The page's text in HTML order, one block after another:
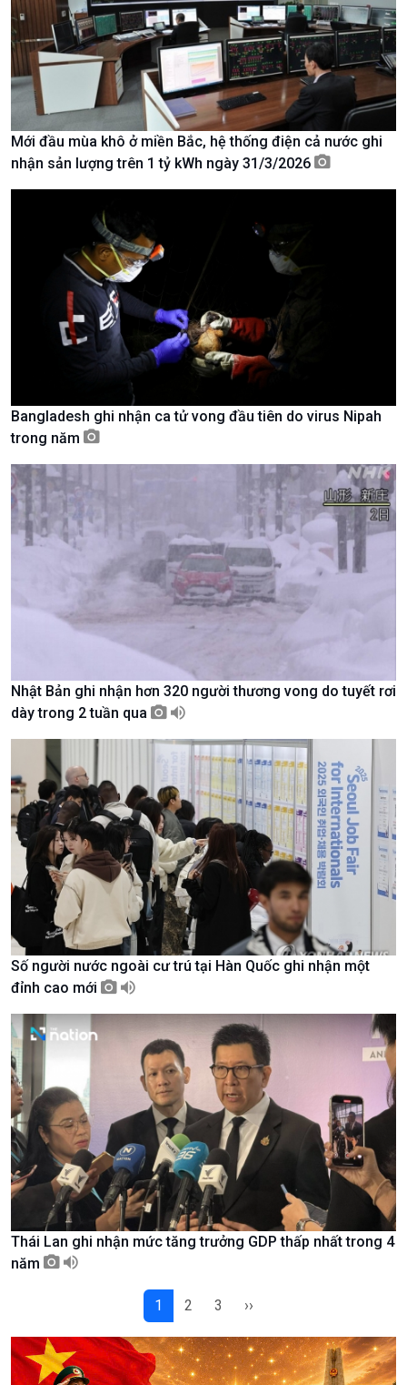
Nam
Tin Đời sống & Xã hội
Chuyển đổi Xanh
Tài nguyên và Môi trường
Chuyên gia của bạn
Xã hội chuyển động
Bước chân đến trường
Khoa học & Công nghệ
Tin Khoa học & Công nghệ
Kết nối công nghệ
Sống chung với biến đổi
khí hậu
Văn hoá & Du lịch
Tin Văn hoá & Du lịch
Chát với người nổi tiếng
Câu chuyện Thể thao
Multimedia
Ảnh
Video
Infographic
E-Magazine
Podcast
Góc nhìn VOV1
Câu chuyện thời sự
Dòng chảy sự kiện
Đối thoại
Diễn đàn chủ nhật
Mới đầu mùa khô ở miền Bắc, hệ thống điện cả nước ghi
nhận sản lượng trên 1 tỷ kWh ngày 31/3/2026
Bangladesh ghi nhận ca tử vong đầu tiên do virus Nipah
trong năm
Nhật Bản ghi nhận hơn 320 người thương vong do tuyết rơi
dày trong 2 tuần qua
Số người nước ngoài cư trú tại Hàn Quốc ghi nhận một
đỉnh cao mới
Thái Lan ghi nhận mức tăng trưởng GDP thấp nhất trong 4
năm
1 2 3 ››